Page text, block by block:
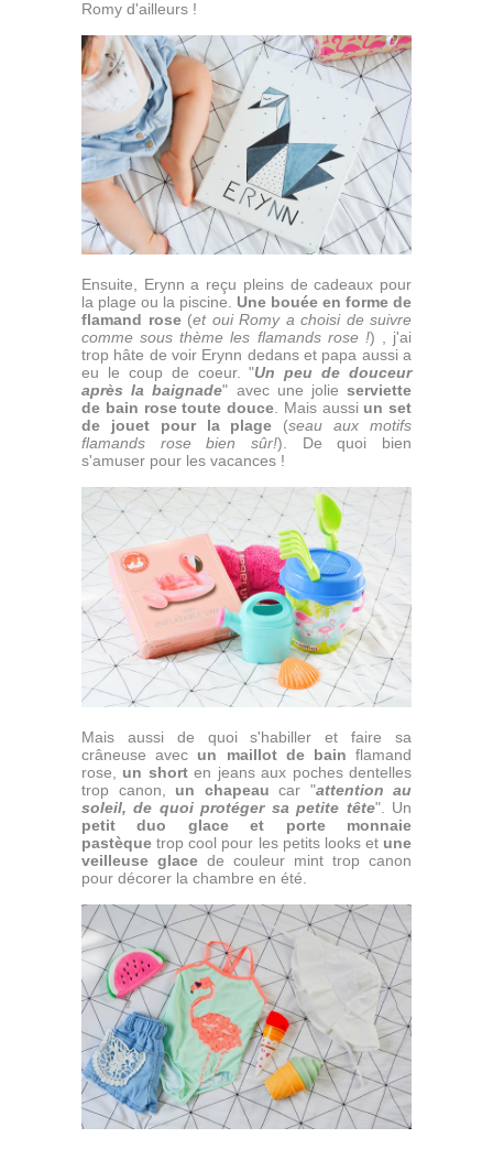
Romy d'ailleurs !
Ensuite, Erynn a reçu pleins de cadeaux pour
la plage ou la piscine. Une bouée en forme de
flamand rose(et oui Romy a choisi de suivre
comme sous thème les flamands rose !) , j'ai
trop hâte de voir Erynn dedans et papa aussi a
eu le coup de coeur. "Un peu de douceur
après la baignade" avec une jolieserviette
de bain rose toute douce. Mais aussi un set
de jouet pour la plage (seau aux motifs
flamands rose bien sûr!). De quoi bien
s'amuser pour les vacances !
Mais aussi de quoi s'habiller et faire sa
crâneuse avec un maillot de bain flamand
rose, un shorten jeans aux poches dentelles
trop canon, un chapeau car "attention au
soleil, de quoi protéger sa petite tête". Un
petit duo glace et porte monnaie
pastèquetrop cool pour les petits looks et une
veilleuse glace de couleur mint trop canon
pour décorer la chambre en été.